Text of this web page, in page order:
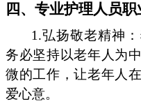
四、专业护理人员
1.弘扬敬老精神
务必坚持以老年人为
微的工作，让老年人
爱心意。